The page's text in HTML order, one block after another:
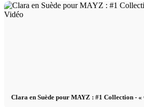
Clara en Suède pour MAYZ : #1 Collection - «